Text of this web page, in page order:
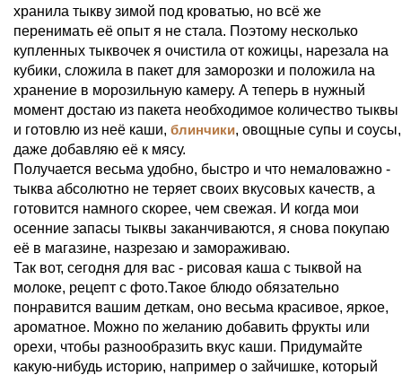
хранила тыкву зимой под кроватью, но всё же
перенимать её опыт я не стала. Поэтому несколько
купленных тыквочек я очистила от кожицы, нарезала на
кубики, сложила в пакет для заморозки и положила на
хранение в морозильную камеру. А теперь в нужный
момент достаю из пакета необходимое количество тыквы
и готовлю из неё каши, блинчики, овощные супы и соусы,
даже добавляю её к мясу.
Получается весьма удобно, быстро и что немаловажно -
тыква абсолютно не теряет своих вкусовых качеств, а
готовится намного скорее, чем свежая. И когда мои
осенние запасы тыквы заканчиваются, я снова покупаю
её в магазине, назрезаю и замораживаю.
Так вот, сегодня для вас - рисовая каша с тыквой на
молоке, рецепт с фото.Такое блюдо обязательно
понравится вашим деткам, оно весьма красивое, яркое,
ароматное. Можно по желанию добавить фрукты или
орехи, чтобы разнообразить вкус каши. Придумайте
какую-нибудь историю, например о зайчишке, который